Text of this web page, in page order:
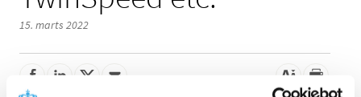
15. marts 2022